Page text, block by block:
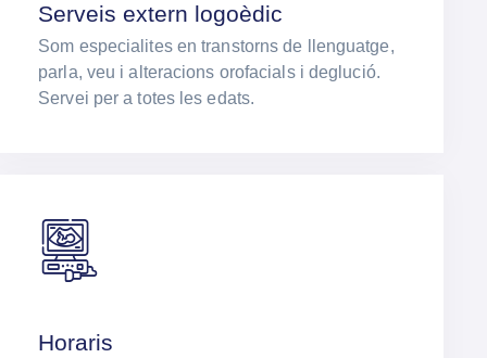
Serveis extern logoèdic
Som especialites en transtorns de llenguatge,
parla, veu i alteracions orofacials i deglució.
Servei per a totes les edats.
Horaris